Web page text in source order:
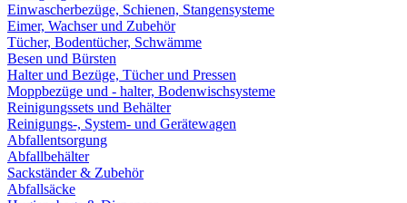
Einwascherbezüge, Schienen, Stangensysteme
Eimer, Wachser und Zubehör
Tücher, Bodentücher, Schwämme
Besen und Bürsten
Halter und Bezüge, Tücher und Pressen
Moppbezüge und - halter, Bodenwischsysteme
Reinigungssets und Behälter
Reinigungs-, System- und Gerätewagen
Abfallentsorgung
Abfallbehälter
Sackständer & Zubehör
Abfallsäcke